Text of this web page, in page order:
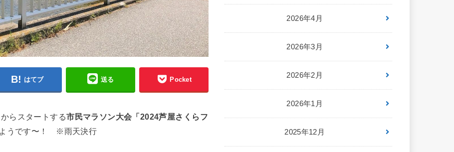
はてブ 送る Pocket
からスタートする市民マラソン大会「2024芦屋さくらフ
うです〜！ ※雨天決行
2026年4月
2026年3月
2026年2月
2026年1月
2025年12月